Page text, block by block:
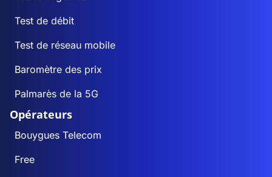
Test de débit
Test de réseau mobile
Baromètre des prix
Palmarès de la 5G
Opérateurs
Bouygues Telecom
Free